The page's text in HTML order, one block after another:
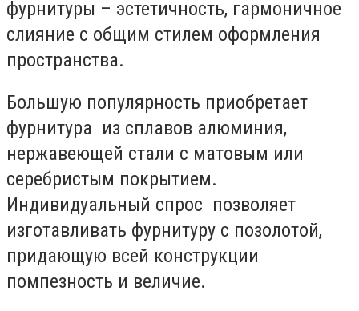
фурнитуры – эстетичность, гармоничное
слияние с общим стилем оформления
пространства.
Большую популярность приобретает
фурнитура из сплавов алюминия,
нержавеющей стали с матовым или
серебристым покрытием.
Индивидуальный спрос позволяет
изготавливать фурнитуру с позолотой,
придающую всей конструкции
помпезность и величие.